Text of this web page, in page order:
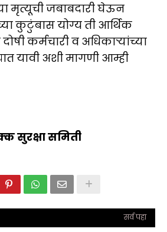
मृत्यूची जबाबदारी घेऊन
कुटुंबास योग्य ती आर्थिक
कर्मचारी व अधिकाऱ्यांच्या
यावी अशी मागणी आम्ही
सुरक्षा समिती
सर्व पहा